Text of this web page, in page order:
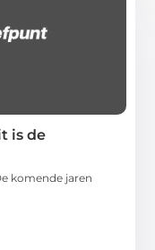
is de
komende jaren